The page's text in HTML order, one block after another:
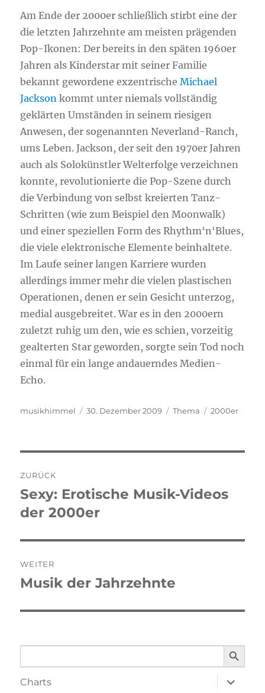
Am Ende der 2000er schließlich stirbt eine der
die letzten Jahrzehnte am meisten prägenden
Pop-Ikonen: Der bereits in den späten 1960er
Jahren als Kinderstar mit seiner Familie
bekannt gewordene exzentrischeMichael
Jackson kommt unter niemals vollständig
geklärten Umständen in seinem riesigen
Anwesen, der sogenannten Neverland-Ranch,
ums Leben. Jackson, der seit den 1970er Jahren
auch als Solokünstler Welterfolge verzeichnen
konnte, revolutionierte die Pop-Szene durch
die Verbindung von selbst kreierten Tanz-
Schritten (wie zum Beispiel den Moonwalk)
und einer speziellen Form des Rhythm‘n‘Blues,
die viele elektronische Elemente beinhaltete.
Im Laufe seiner langen Karriere wurden
allerdings immer mehr die vielen plastischen
Operationen, denen er sein Gesicht unterzog,
medial ausgebreitet. War es in den 2000ern
zuletzt ruhig um den, wie es schien, vorzeitig
gealterten Star geworden, sorgte sein Tod noch
einmal für ein lange andauerndes Medien-
Echo.
Autor
musikhimmel
Veröffentlicht
30. Dezember 2009 Kategorien
Thema Schlagwörter
2000er
ZURÜCK
Vorheriger
Beitrag:
Sexy: Erotische Musik-Videos
der 2000er
WEITER
Nächster
Musik der Jahrzehnte
Search
SEARCH
Charts
öffnen